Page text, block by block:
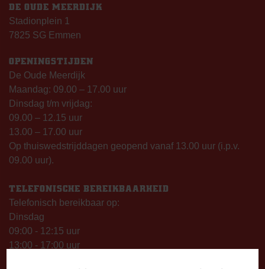
DE OUDE MEERDIJK
Stadionplein 1
7825 SG Emmen
OPENINGSTIJDEN
De Oude Meerdijk
Maandag: 09.00 – 17.00 uur
Dinsdag t/m vrijdag:
09.00 – 12.15 uur
13.00 – 17.00 uur
Op thuiswedstrijddagen geopend vanaf 13.00 uur (i.p.v.
09.00 uur).
TELEFONISCHE BEREIKBAARHEID
Telefonisch bereikbaar op:
Dinsdag
09:00 - 12:15 uur
13:00 - 17:00 uur